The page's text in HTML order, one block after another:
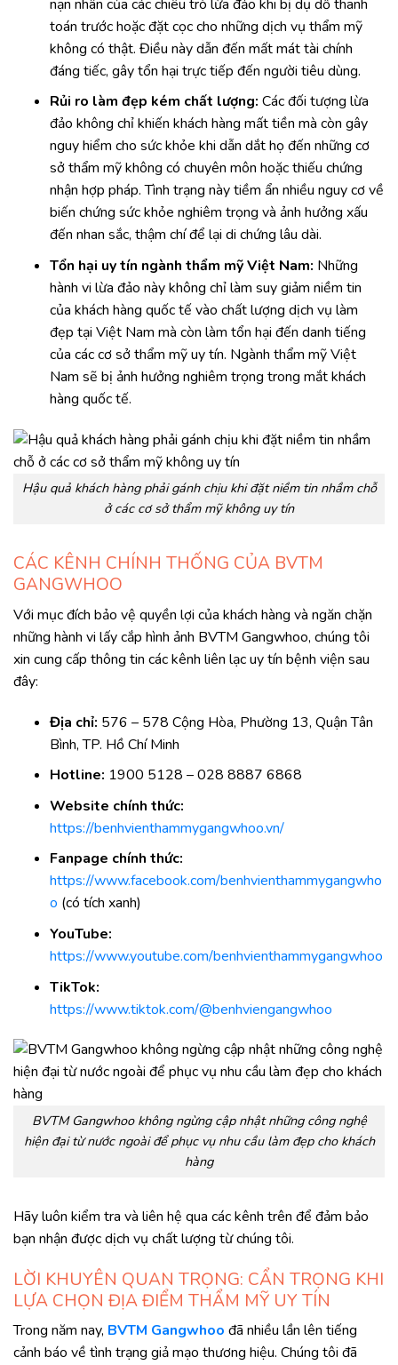
nạn nhân của các chiêu trò lừa đảo khi bị dụ dỗ thanh
toán trước hoặc đặt cọc cho những dịch vụ thẩm mỹ
không có thật. Điều này dẫn đến mất mát tài chính
đáng tiếc, gây tổn hại trực tiếp đến người tiêu dùng.
Rủi ro làm đẹp kém chất lượng: Các đối tượng lừa
đảo không chỉ khiến khách hàng mất tiền mà còn gây
nguy hiểm cho sức khỏe khi dẫn dắt họ đến những cơ
sở thẩm mỹ không có chuyên môn hoặc thiếu chứng
nhận hợp pháp. Tình trạng này tiềm ẩn nhiều nguy cơ về
biến chứng sức khỏe nghiêm trọng và ảnh hưởng xấu
đến nhan sắc, thậm chí để lại di chứng lâu dài.
Tổn hại uy tín ngành thẩm mỹ Việt Nam: Những
hành vi lừa đảo này không chỉ làm suy giảm niềm tin
của khách hàng quốc tế vào chất lượng dịch vụ làm
đẹp tại Việt Nam mà còn làm tổn hại đến danh tiếng
của các cơ sở thẩm mỹ uy tín. Ngành thẩm mỹ Việt
Nam sẽ bị ảnh hưởng nghiêm trọng trong mắt khách
hàng quốc tế.
Hậu quả khách hàng phải gánh chịu khi đặt niềm tin nhầm chỗ
ở các cơ sở thẩm mỹ không uy tín
CÁC KÊNH CHÍNH THỐNG CỦA BVTM
GANGWHOO
Với mục đích bảo vệ quyền lợi của khách hàng và ngăn chặn
những hành vi lấy cắp hình ảnh BVTM Gangwhoo, chúng tôi
xin cung cấp thông tin các kênh liên lạc uy tín bệnh viện sau
đây:
Địa chỉ: 576 – 578 Cộng Hòa, Phường 13, Quận Tân
Bình, TP. Hồ Chí Minh
Hotline: 1900 5128 – 028 8887 6868
Website chính thức:
https://benhvienthammygangwhoo.vn/
Fanpage chính thức:
https://www.facebook.com/benhvienthammygangwho
o (có tích xanh)
YouTube:
https://www.youtube.com/benhvienthammygangwhoo
TikTok:
https://www.tiktok.com/@benhviengangwhoo
BVTM Gangwhoo không ngừng cập nhật những công nghệ
hiện đại từ nước ngoài để phục vụ nhu cầu làm đẹp cho khách
hàng
Hãy luôn kiểm tra và liên hệ qua các kênh trên để đảm bảo
bạn nhận được dịch vụ chất lượng từ chúng tôi.
LỜI KHUYÊN QUAN TRỌNG: CẨN TRỌNG KHI
LỰA CHỌN ĐỊA ĐIỂM THẨM MỸ UY TÍN
Trong năm nay, BVTM Gangwhoo đã nhiều lần lên tiếng
cảnh báo về tình trạng giả mạo thương hiệu. Chúng tôi đã